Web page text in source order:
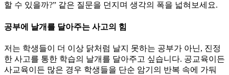
할 수 있을까?” 같은 질문을 던지며 생각의 폭을 넓혀보세요.
공부에 날개를 달아주는 사고의 힘
저는 학생들이 더 이상 닭처럼 날지 못하는 공부가 아닌, 진정
한 사고를 통한 학습의 날개를 달아주고 싶습니다. 공교육이든
사교육이든 많은 경우 학생들을 단순 암기의 반복 속에 가둬